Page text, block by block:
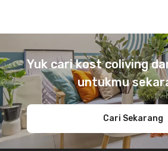
Yuk cari kost coliving
untukmu
Cari Sekarang